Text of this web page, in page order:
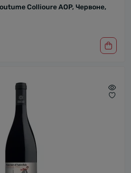
Collioure AOP, Червоне,